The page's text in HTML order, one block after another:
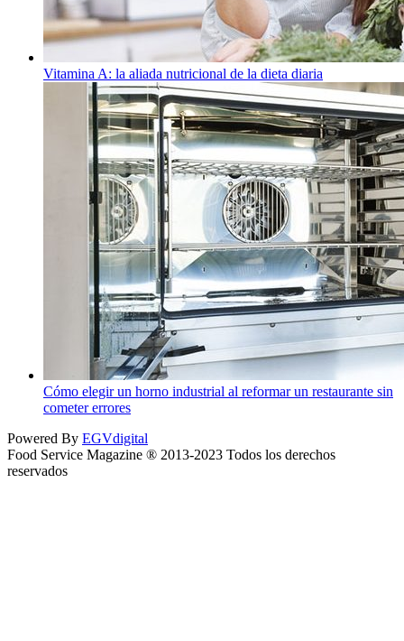
Vitamina A: la aliada nutricional de la dieta diaria
Cómo elegir un horno industrial al reformar un restaurante sin
cometer errores
Powered By EGVdigital
Food Service Magazine ® 2013-2023 Todos los derechos
reservados